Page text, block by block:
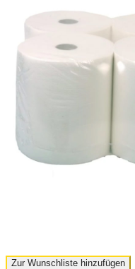
Zur Wunschliste hinzufügen